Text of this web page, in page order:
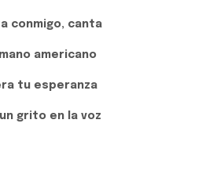
conmigo, canta
americano
tu esperanza
grito en la voz